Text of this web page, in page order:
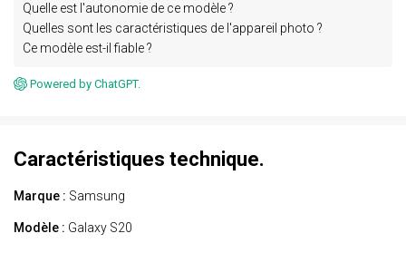
Quelle est l'autonomie de ce modèle ?
Quelles sont les caractéristiques de l'appareil photo ?
Ce modèle est-il fiable ?
Powered by ChatGPT.
Caractéristiques technique.
Marque : Samsung
Modèle : Galaxy S20